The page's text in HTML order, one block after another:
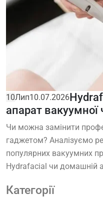
10Лип10.07.2026
апарат
Чи можна замінити
гаджетом? Аналізуємо
популярних вакуумних
Hydrafacial чи домашній
Категорії